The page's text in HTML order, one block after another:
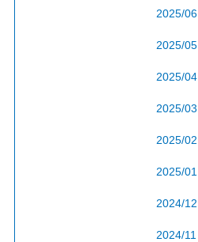
2025/06
2025/05
2025/04
2025/03
2025/02
2025/01
2024/12
2024/11